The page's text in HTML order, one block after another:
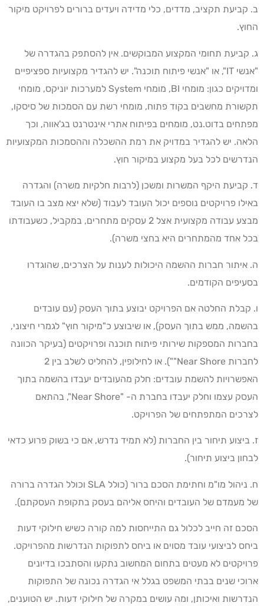
ב. קביעת תקציב, מדדים, כלי מדידה ויעדים ברורים לפרויקט מיקור
החוץ.
ג. קביעת תחומי המקצוע המבוקשים. אין להסתפק בהגדרה של
"אנשי IT", או "אנשי פיתוח תוכנה". יש להגדיר מקצועיות ספציפיים
ומדויקים כגון: מומחי BI, מומחי System למערכות יוניקס, מומחי
תקשורת מחשבים בקוד פתוח, מומחי רשת עם הסמכות של סיסקו,
מפתחים בדוט.נט, מומחים בפיתוח אתרי אינטרנט בג'אווה, וכך
הלאה. יש להגדיר במדויק את רמת ההשכלה וההסמכות המקצועיות
הנדרשים לכל בעל מקצוע במיקור חוץ.
ד. קביעת היקף המשרות ומשכן (לרבות חלקיות משרה) והגדרה
באילו פרויקטים נוספים יכול העובד לעבוד (שלא יצא מצב בו העובד
מבצע עבודה מקצועית אצל 2 עסקים מתחרים, במקביל, כשעבודתו
בכל אחד מהמתחרים היא בחצי משרה).
ה. איתור חברות ההשמה היכולות לענות על הצרכים, שהוגדרו
בסעיפים הקודמים.
ו. קבלת החלטה אם הפרויקט יבוצע בתוך העסק (עם עובדים
בהשמה, ממש בתוך העסק), או שיבוצע כ"מיקור חוץ" לגמרי חיצוני,
בחברות המספקות שירותי פיתוח תוכנה ופרויקטים (בעיקר הכוונה
לחברות Near Shore""). או לחילופין, להחליט לשלב בין 2
האפשרויות להשמת עובדים: חלק מהעובדים יעבדו בהשמה בתוך
העסק עצמו וחלק יעבדו בחברת ה- "Near Shore", בהתאם
לצרכים המתפתחים של הפרויקט.
ז. ביצוע תיחור בין החברות (לא תמיד נדרש, אם כי בשוק פרוע כדאי
לבחון ביצוע תיחור).
ח. ניהול מו"מ וחתימת הסכם ברור (כולל SLA וכולל הגדרה ברורה
של מעמדם של העובדים והיחס אליהם בעסק בתקופת העסקתם).
הסכם זה חייב לכלול גם התייחסות למה קורה כשיש חילוקי דעות
ביחס לביצועי עובד מסוים או ביחס לתפוקות הנדרשות מהפרויקט.
פרויקטים לא מעטים בתחום המחשוב נתקעו והסתבכו בדיונים
ארוכי שנים בבתי המשפט בגלל אי הגדרה נכונה של התפוקות
הנדרשות ואיכותן, ומה עושים במקרה של חילוקי דעות. יש הטוענים,